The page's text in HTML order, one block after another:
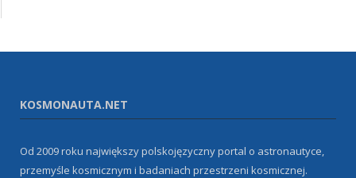
KOSMONAUTA.NET
Od 2009 roku największy polskojęzyczny portal o astronautyce,
przemyśle kosmicznym i badaniach przestrzeni kosmicznej.